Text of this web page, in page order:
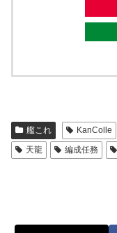
艦これ KanColle
天龍
編成任務